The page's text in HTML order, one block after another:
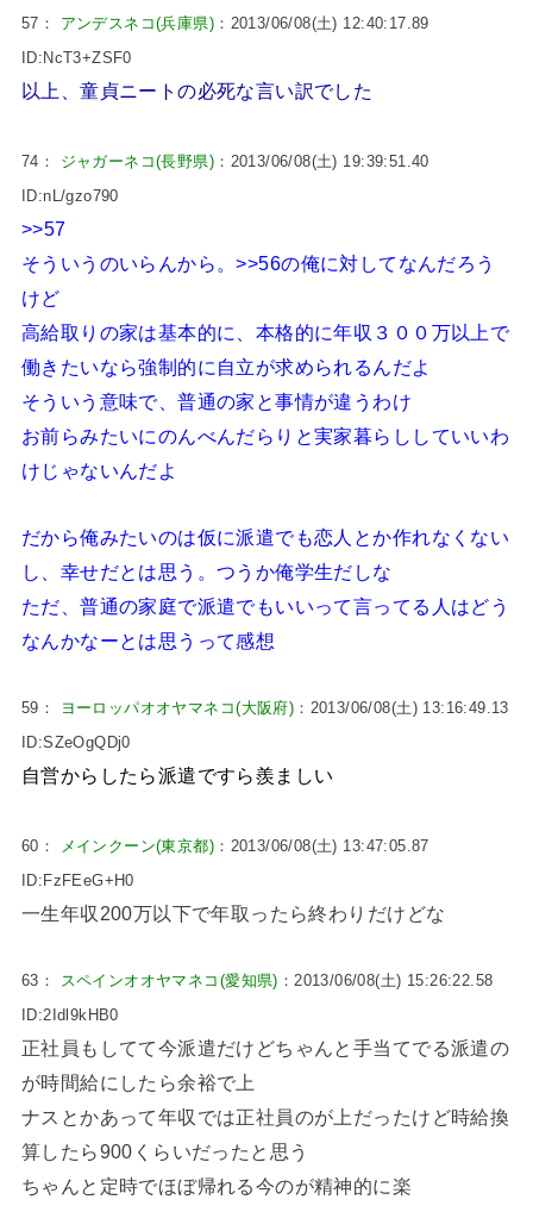
57： アンデスネコ(兵庫県) ：2013/06/08(土) 12:40:17.89
ID:NcT3+ZSF0
以上、童貞ニートの必死な言い訳でした
74： ジャガーネコ(長野県) ：2013/06/08(土) 19:39:51.40
ID:nL/gzo790
>>57
そういうのいらんから。>>56の俺に対してなんだろう
けど
高給取りの家は基本的に、本格的に年収３００万以上で
働きたいなら強制的に自立が求められるんだよ
そういう意味で、普通の家と事情が違うわけ
お前らみたいにのんべんだらりと実家暮らししていいわ
けじゃないんだよ
だから俺みたいのは仮に派遣でも恋人とか作れなくない
し、幸せだとは思う。つうか俺学生だしな
ただ、普通の家庭で派遣でもいいって言ってる人はどう
なんかなーとは思うって感想
59： ヨーロッパオオヤマネコ(大阪府) ：2013/06/08(土) 13:16:49.13
ID:SZeOgQDj0
自営からしたら派遣ですら羨ましい
60： メインクーン(東京都) ：2013/06/08(土) 13:47:05.87
ID:FzFEeG+H0
一生年収200万以下で年取ったら終わりだけどな
63： スペインオオヤマネコ(愛知県) ：2013/06/08(土) 15:26:22.58
ID:2Idl9kHB0
正社員もしてて今派遣だけどちゃんと手当てでる派遣の
が時間給にしたら余裕で上
ナスとかあって年収では正社員のが上だったけど時給換
算したら900くらいだったと思う
ちゃんと定時でほぼ帰れる今のが精神的に楽